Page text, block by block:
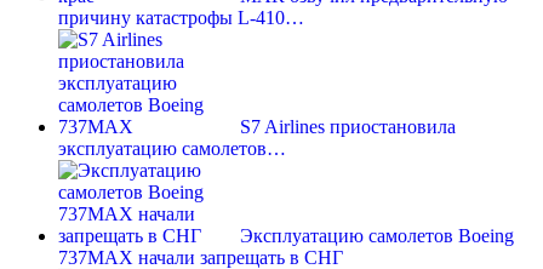
причину катастрофы L-410…
S7 Airlines приостановила
эксплуатацию самолетов…
Эксплуатацию самолетов Boeing
737MAX начали запрещать в СНГ